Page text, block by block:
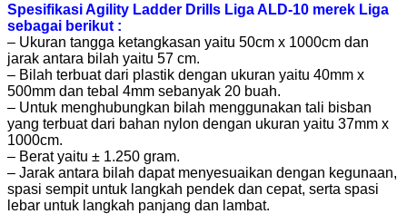
Spesifikasi Agility Ladder Drills Liga ALD-10 merek Liga
sebagai berikut :
– Ukuran tangga ketangkasan yaitu 50cm x 1000cm dan
jarak antara bilah yaitu 57 cm.
– Bilah terbuat dari plastik dengan ukuran yaitu 40mm x
500mm dan tebal 4mm sebanyak 20 buah.
– Untuk menghubungkan bilah menggunakan tali bisban
yang terbuat dari bahan nylon dengan ukuran yaitu 37mm x
1000cm.
– Berat yaitu ± 1.250 gram.
– Jarak antara bilah dapat menyesuaikan dengan kegunaan,
spasi sempit untuk langkah pendek dan cepat, serta spasi
lebar untuk langkah panjang dan lambat.